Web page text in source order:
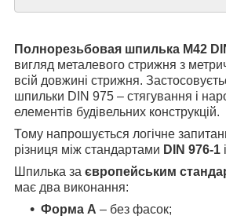
Полнорезьбовая шпилька М42
вигляд металевого стрижня з
всій довжині стрижня.
шпильки DIN 975 – стягування і
елементів будівельних конструкцій.
Тому напрошується логічне
різниця між стандартами DIN 976-1 і
Шпилька за європейським
має два виконання:
Форма А – без фасок;